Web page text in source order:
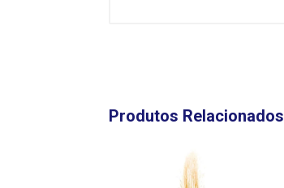
Produtos Relacionados